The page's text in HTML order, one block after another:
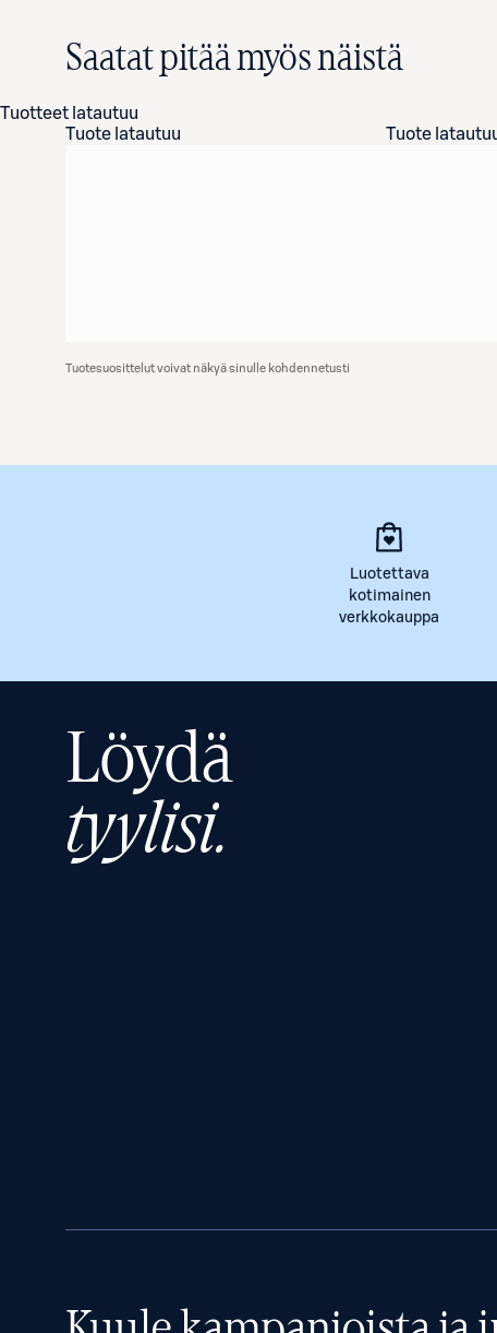
Saatat pitää myös näistä
Tuotteet latautuu
Tuote latautuu
Tuote
Tuotesuosittelut voivat näkyä sinulle kohdennetusti
Luotettava
kotimainen
verkkokauppa
Löydä
tyylisi.